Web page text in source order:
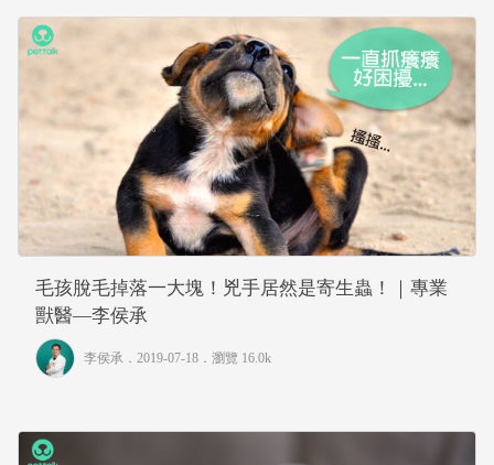
毛孩脫毛掉落一大塊！兇手居然是寄生蟲！｜專業
獸醫—李侯承
李侯承 ．2019-07-18． 瀏覽 16.0k